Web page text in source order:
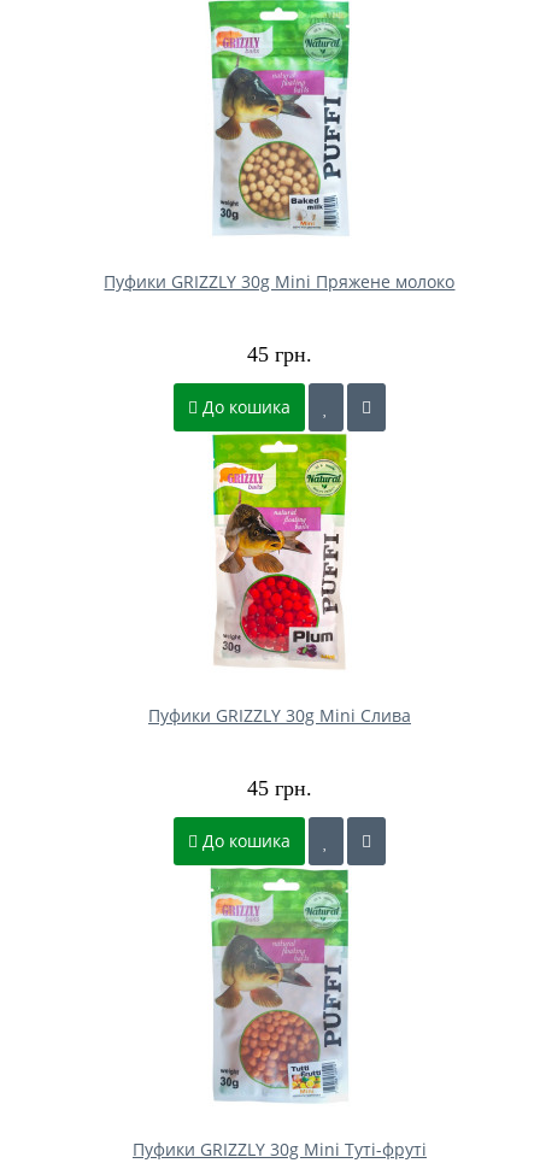
Пуфики GRIZZLY 30g Mini Пряжене молоко
45 грн.
До кошика
Пуфики GRIZZLY 30g Mini Слива
45 грн.
До кошика
Пуфики GRIZZLY 30g Mini Туті-фруті